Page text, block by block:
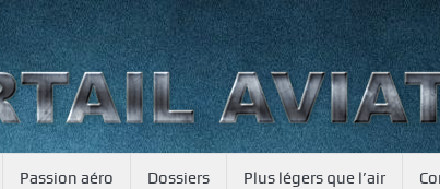
Passion aéro Dossiers Plus légers que l’air